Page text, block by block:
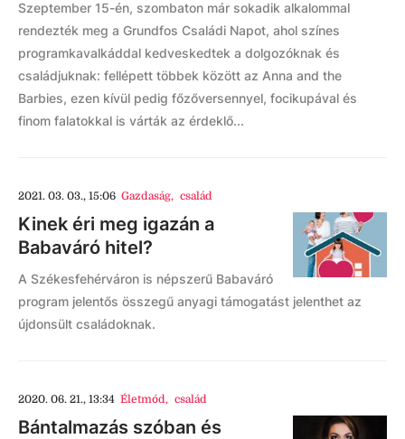
Szeptember 15-én, szombaton már sokadik alkalommal
rendezték meg a Grundfos Családi Napot, ahol színes
programkavalkáddal kedveskedtek a dolgozóknak és
családjuknak: fellépett többek között az Anna and the
Barbies, ezen kívül pedig főzőversennyel, focikupával és
finom falatokkal is várták az érdeklő...
2021. 03. 03., 15:06 Gazdaság, család
Kinek éri meg igazán a
Babaváró hitel?
A Székesfehérváron is népszerű Babaváró
program jelentős összegű anyagi támogatást jelenthet az
újdonsült családoknak.
2020. 06. 21., 13:34 Életmód, család
Bántalmazás szóban és